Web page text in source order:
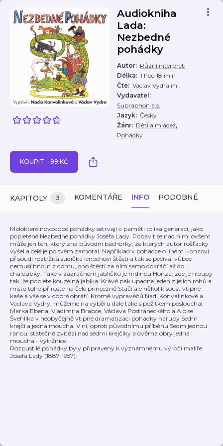
Audiokniha
Lada:
Nezbedné
pohádky
Autor: Různí interpreti
Délka: 1 hod 18 min
Čte: Václav Vydra ml.
Vydavatel :
Supraphon a.s.
Jazyk: Česky
Žánr: Děti a mládež,
Pohádky
KOUPIT – 99 KČ
KAPITOLY 3 KOMENTÁŘE INFO PODOBNÉ
Málokteré novodobé pohádky setrvají v paměti tolika generací, jako
popletené Nezbedné pohádky Josefa Lady. Pobavit se nad nimi ovšem
může jen ten, který zná původní báchorky, ze kterých autor rošťácky
vyšel a celé je po svém zamotal. Například v pohádce o líném Honzovi
přisoudí roztržitá sudička lenochovi štěstí a tak se pecivál vůbec
nemusí hnout z domu, ono štěstí za ním samo dokráčí až do
chaloupky. Také v zázračném jablíčku je hrdinou Honza, zde je hloupý
tak, že poplete kouzelná jablka. Krávě pak upadne jeden z jejích rohů a
místo toho přiroste na čele princezně.Stačí ale několik soust vtipné
kaše a vše se v dobré obrátí. Kromě vypravěčů Nadi Konvalinkové a
Václava Vydry, můžeme na výběru dále také s požitkem poslouchat
Marka Ebena, Vladimíra Brabce, Václava Postráneckého a Aloise
Švehlíka v neobyčejně vtipné dramatizaci pohádky naruby Sedm
krejčí a jedna moucha. V ní, oproti původnímu příběhu Sedm jednou
ranou, statečně zvítězí nad sedmi krejčíky a dvěma obry jedna
moucha - výtržnice.
Rozpustilé pohádky byly připraveny k významnému výročí malíře
Josefa Lady (1887-1957).